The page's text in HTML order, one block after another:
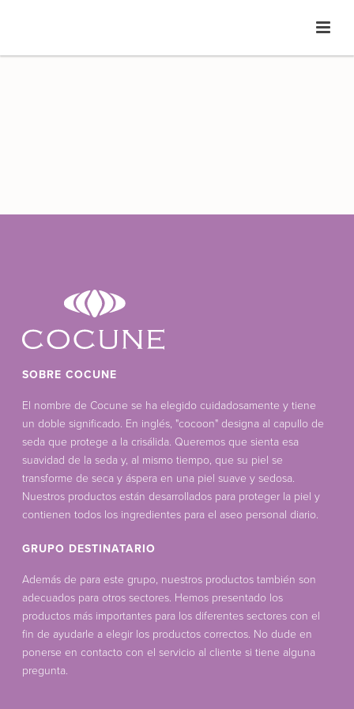
SOBRE COCUNE
El nombre de Cocune se ha elegido cuidadosamente y tiene
un doble significado. En inglés, "cocoon" designa al capullo de
seda que protege a la crisálida. Queremos que sienta esa
suavidad de la seda y, al mismo tiempo, que su piel se
transforme de seca y áspera en una piel suave y sedosa.
Nuestros productos están desarrollados para proteger la piel y
contienen todos los ingredientes para el aseo personal diario.
GRUPO DESTINATARIO
Además de para este grupo, nuestros productos también son
adecuados para otros sectores. Hemos presentado los
productos más importantes para los diferentes sectores con el
fin de ayudarle a elegir los productos correctos. No dude en
ponerse en contacto con el servicio al cliente si tiene alguna
pregunta.